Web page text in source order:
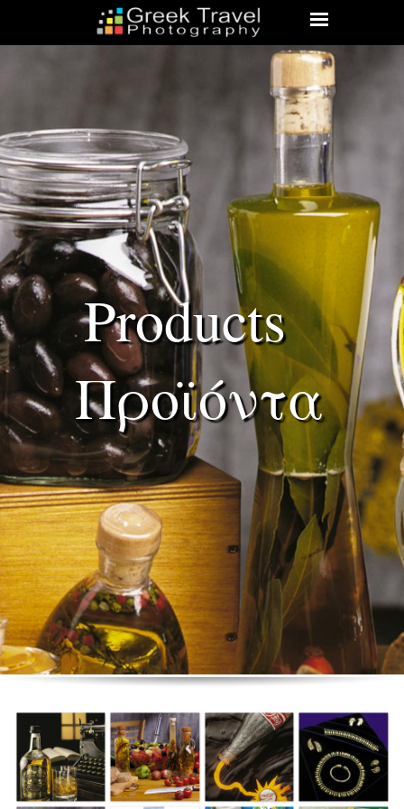
Products
Προϊόντα